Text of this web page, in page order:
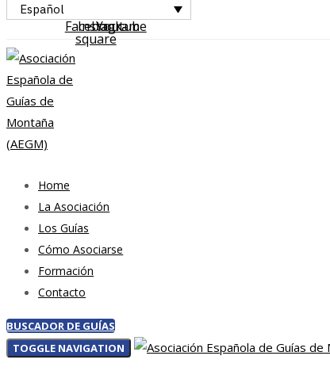
Español
Facebook-
square
Instagram
Youtube
Home
La Asociación
Los Guías
Cómo Asociarse
Formación
Contacto
BUSCADOR DE GUÍAS
TOGGLE NAVIGATION